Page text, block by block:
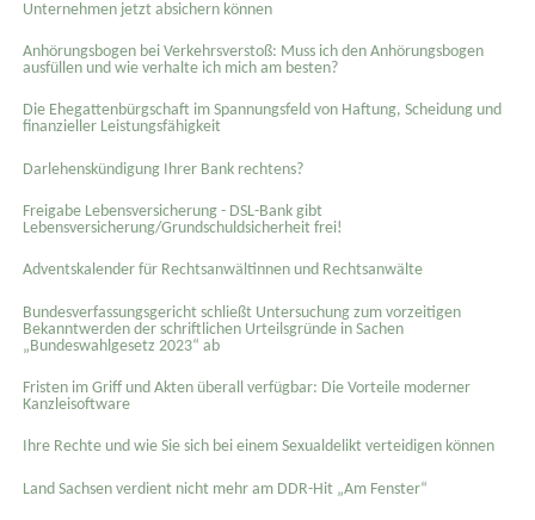
Unternehmen jetzt absichern können
Anhörungsbogen bei Verkehrsverstoß: Muss ich den Anhörungsbogen
ausfüllen und wie verhalte ich mich am besten?
Die Ehegattenbürgschaft im Spannungsfeld von Haftung, Scheidung und
finanzieller Leistungsfähigkeit
Darlehenskündigung Ihrer Bank rechtens?
Freigabe Lebensversicherung - DSL-Bank gibt
Lebensversicherung/Grundschuldsicherheit frei!
Adventskalender für Rechtsanwältinnen und Rechtsanwälte
Bundesverfassungsgericht schließt Untersuchung zum vorzeitigen
Bekanntwerden der schriftlichen Urteilsgründe in Sachen
„Bundeswahlgesetz 2023“ ab
Fristen im Griff und Akten überall verfügbar: Die Vorteile moderner
Kanzleisoftware
Ihre Rechte und wie Sie sich bei einem Sexual­delikt verteidigen können
Land Sachsen verdient nicht mehr am DDR-Hit „Am Fenster“